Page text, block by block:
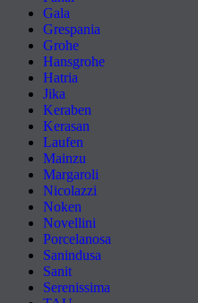
Gala
Grespania
Grohe
Hansgrohe
Hatria
Jika
Keraben
Kerasan
Laufen
Mainzu
Margaroli
Nicolazzi
Noken
Novellini
Porcelanosa
Sanindusa
Sanit
Serenissima